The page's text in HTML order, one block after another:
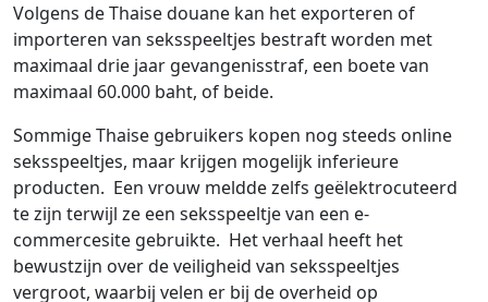
Volgens de Thaise douane kan het exporteren of
importeren van seksspeeltjes bestraft worden met
maximaal drie jaar gevangenisstraf, een boete van
maximaal 60.000 baht, of beide.
Sommige Thaise gebruikers kopen nog steeds online
seksspeeltjes, maar krijgen mogelijk inferieure
producten. Een vrouw meldde zelfs geëlektrocuteerd
te zijn terwijl ze een seksspeeltje van een e-
commercesite gebruikte. Het verhaal heeft het
bewustzijn over de veiligheid van seksspeeltjes
vergroot, waarbij velen er bij de overheid op